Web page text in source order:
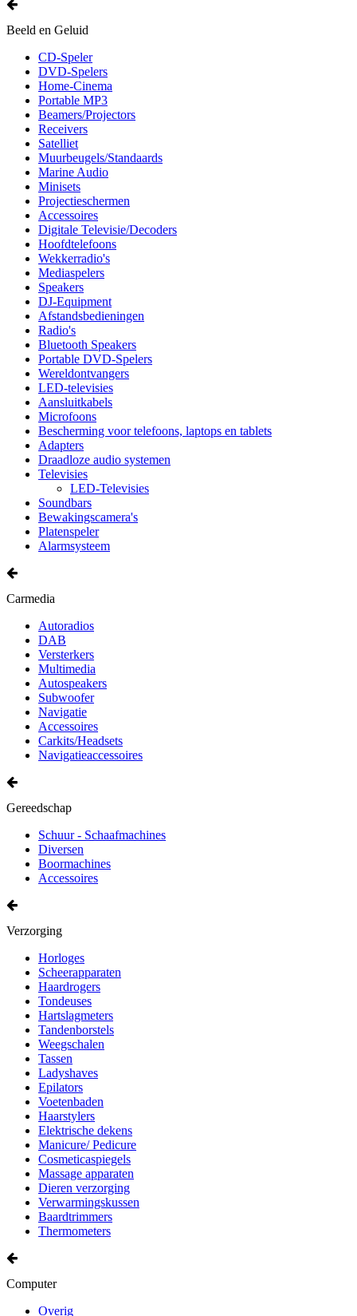
Beeld en Geluid
CD-Speler
DVD-Spelers
Home-Cinema
Portable MP3
Beamers/Projectors
Receivers
Satelliet
Muurbeugels/Standaards
Marine Audio
Minisets
Projectieschermen
Accessoires
Digitale Televisie/Decoders
Hoofdtelefoons
Wekkerradio's
Mediaspelers
Speakers
DJ-Equipment
Afstandsbedieningen
Radio's
Bluetooth Speakers
Portable DVD-Spelers
Wereldontvangers
LED-televisies
Aansluitkabels
Microfoons
Bescherming voor telefoons, laptops en tablets
Adapters
Draadloze audio systemen
Televisies
LED-Televisies
Soundbars
Bewakingscamera's
Platenspeler
Alarmsysteem
Carmedia
Autoradios
DAB
Versterkers
Multimedia
Autospeakers
Subwoofer
Navigatie
Accessoires
Carkits/Headsets
Navigatieaccessoires
Gereedschap
Schuur - Schaafmachines
Diversen
Boormachines
Accessoires
Verzorging
Horloges
Scheerapparaten
Haardrogers
Tondeuses
Hartslagmeters
Tandenborstels
Weegschalen
Tassen
Ladyshaves
Epilators
Voetenbaden
Haarstylers
Elektrische dekens
Manicure/ Pedicure
Cosmeticaspiegels
Massage apparaten
Dieren verzorging
Verwarmingskussen
Baardtrimmers
Thermometers
Computer
Overig